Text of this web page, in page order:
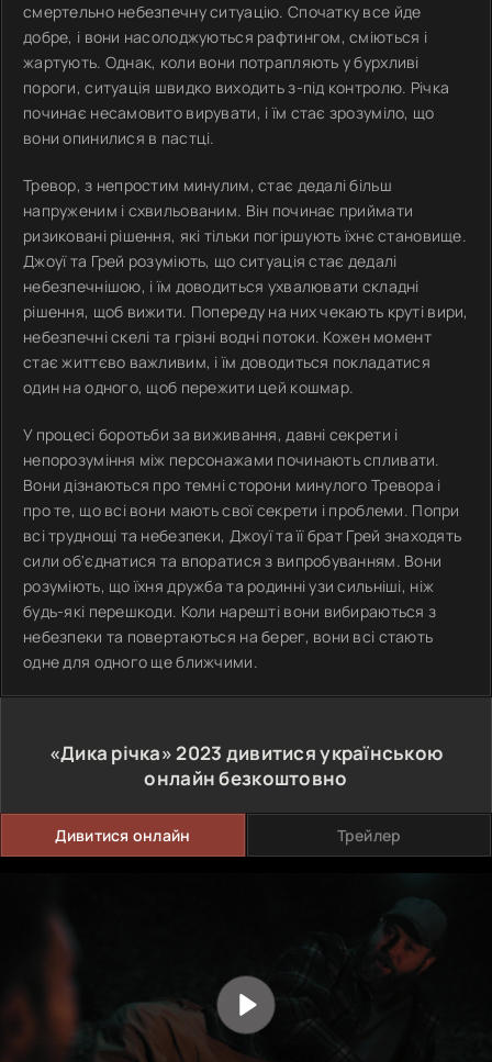
смертельно небезпечну ситуацію. Спочатку все йде
добре, і вони насолоджуються рафтингом, сміються і
жартують. Однак, коли вони потрапляють у бурхливі
пороги, ситуація швидко виходить з-під контролю. Річка
починає несамовито вирувати, і їм стає зрозуміло, що
вони опинилися в пастці.
Тревор, з непростим минулим, стає дедалі більш
напруженим і схвильованим. Він починає приймати
ризиковані рішення, які тільки погіршують їхнє становище.
Джоуї та Грей розуміють, що ситуація стає дедалі
небезпечнішою, і їм доводиться ухвалювати складні
рішення, щоб вижити. Попереду на них чекають круті вири,
небезпечні скелі та грізні водні потоки. Кожен момент
стає життєво важливим, і їм доводиться покладатися
один на одного, щоб пережити цей кошмар.
У процесі боротьби за виживання, давні секрети і
непорозуміння між персонажами починають спливати.
Вони дізнаються про темні сторони минулого Тревора і
про те, що всі вони мають свої секрети і проблеми. Попри
всі труднощі та небезпеки, Джоуї та її брат Грей знаходять
сили об'єднатися та впоратися з випробуванням. Вони
розуміють, що їхня дружба та родинні узи сильніші, ніж
будь-які перешкоди. Коли нарешті вони вибираються з
небезпеки та повертаються на берег, вони всі стають
одне для одного ще ближчими.
«Дика річка»2023 дивитися українською
онлайн безкоштовно
Дивитися онлайн Трейлер